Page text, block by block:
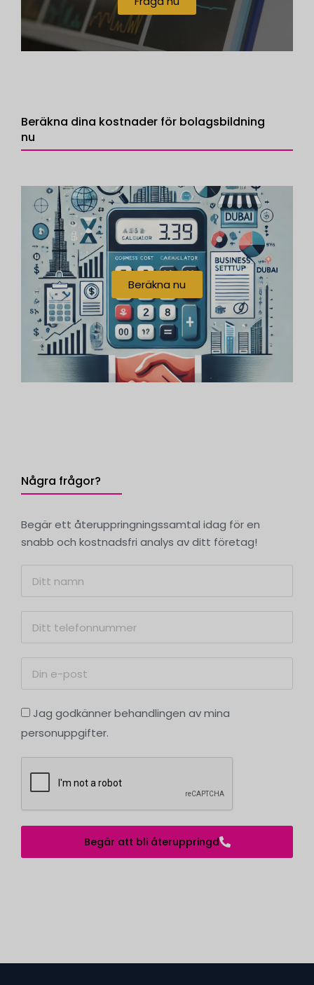
Beräkna dina kostnader för bolagsbildning
nu
Beräkna nu
Några frågor?
Begär ett återuppringningssamtal idag för en
snabb och kostnadsfri analys av ditt företag!
Jag godkänner behandlingen av mina
personuppgifter.
Begär att bli återuppringd